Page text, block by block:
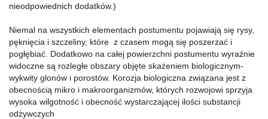
nieodpowiednich dodatków.)
Niemal na wszystkich elementach postumentu pojawiają się rysy,
pęknięcia i szczeliny, które z czasem mogą się poszerzać i
pogłębiać. Dodatkowo na całej powierzchni postumentu wyraźnie
widoczne są rozległe obszary objęte skażeniem biologicznym-
wykwity glonów i porostów. Korozja biologiczna związana jest z
obecnością mikro i makroorganizmów, których rozwojowi sprzyja
wysoka wilgotność i obecność wystarczającej ilości substancji
odżywczych